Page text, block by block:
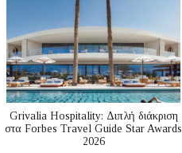
Grivalia Hospitality: Διπλή διάκριση
στα Forbes Travel Guide Star Awards
2026